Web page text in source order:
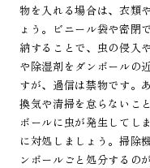
物を入れる場合は、衣類
ょう。ビニール袋や密閉
納することで、虫の侵入
や除湿剤をダンボールの
すが、過信は禁物です。
換気や清掃を怠らないこ
ボールに虫が発生してし
に対処しましょう。掃除
ンボールごと処分するの